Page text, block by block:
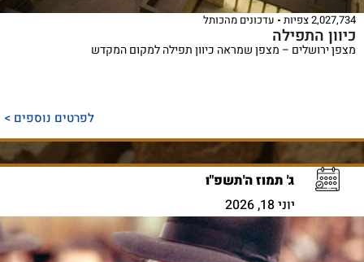
2,027,734 צפיות עדכונים מהכותל
כיוון התפילה
מצפן ירושלים – מצפן שמראה כיוון תפילה למקום המקדש
לפרטים נוספים >
ג' תמוז ה'תשפ"ו
יוני 18, 2026